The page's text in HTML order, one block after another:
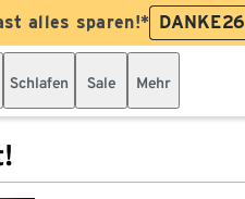
alles sparen!* DANKE26
Schlafen Sale Mehr